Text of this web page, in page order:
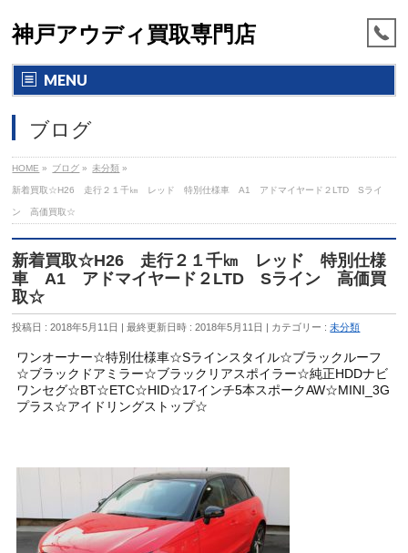
神戸アウディ買取専門店
MENU
ブログ
HOME » ブログ » 未分類 »
新着買取☆H26 走行２１千㎞ レッド 特別仕様車 A1 アドマイヤード２LTD Sライ
ン 高価買取☆
新着買取☆H26 走行２１千㎞ レッド 特別仕様
車 A1 アドマイヤード２LTD Sライン 高価買
取☆
投稿日 : 2018年5月11日 最終更新日時 : 2018年5月11日 カテゴリー :未分類
ワンオーナー☆特別仕様車☆Sラインスタイル☆ブラックルーフ
☆ブラックドアミラー☆ブラックリアスポイラー☆純正HDDナビ
ワンセグ☆BT☆ETC☆HID☆17インチ5本スポークAW☆MINI_3G
プラス☆アイドリングストップ☆